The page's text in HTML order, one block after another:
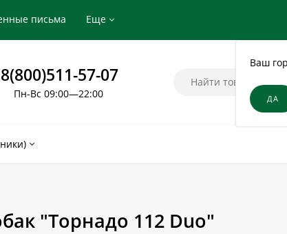
Ваш
письма Еще
8(800)511-57-07
Пн-Вс 09:00—22:00
"Торнадо 112 Duo"